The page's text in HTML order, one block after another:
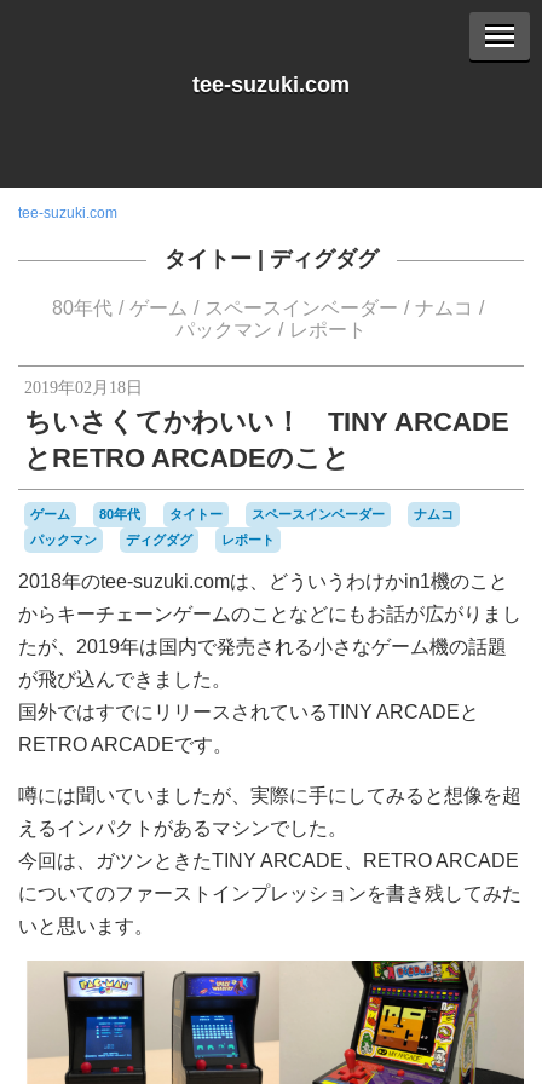
tee-suzuki.com
tee-suzuki.com
タイトー| ディグダグ
80年代 ゲーム スペースインベーダー
ナムコ
パックマン
レポート
2019年02月18日
ちいさくてかわいい！ TINY ARCADE
とRETRO ARCADEのこと
ゲーム 80年代 タイトー スペースインベーダー
ナムコ
パックマン
ディグダグ レポート
2018年のtee-suzuki.comは、どういうわけかin1機のこと
からキーチェーンゲームのことなどにもお話が広がりまし
たが、2019年は国内で発売される小さなゲーム機の話題
が飛び込んできました。
国外ではすでにリリースされているTINY ARCADEと
RETRO ARCADEです。
噂には聞いていましたが、実際に手にしてみると想像を超
えるインパクトがあるマシンでした。
今回は、ガツンときたTINY ARCADE、RETRO ARCADE
についてのファーストインプレッションを書き残してみた
いと思います。